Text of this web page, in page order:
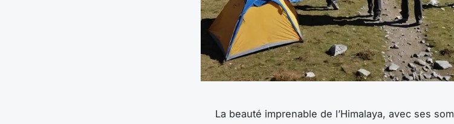
La beauté imprenable de l’Himalaya, avec ses